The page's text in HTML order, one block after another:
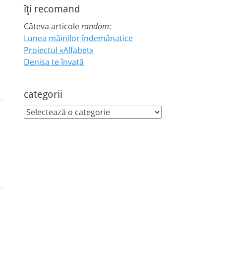
îţi recomand
Câteva articolerandom:
Lunea mâinilor îndemânatice
Proiectul «Alfabet»
Denisa te învaţă
categorii
categorii